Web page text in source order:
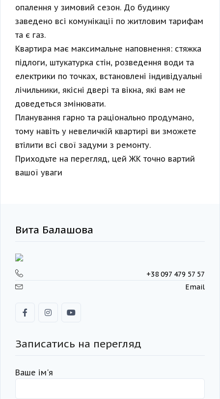
опалення у зимовий сезон. До будинку
заведено всі комунікації по житловим тарифам
та є газ.
Квартира має максимальне наповнення: стяжка
підлоги, штукатурка стін, розведення води та
електрики по точках, встановлені індивідуальні
лічильники, якісні двері та вікна, які вам не
доведеться змінювати.
Планування гарно та раціонально продумано,
тому навіть у невеличкій квартирі ви зможете
втілити всі свої задуми з ремонту.
Приходьте на перегляд, цей ЖК точно вартий
вашої уваги
Вита Балашова
+38 097 479 57 57
Email
Записатись на перегляд
Ваше ім'я